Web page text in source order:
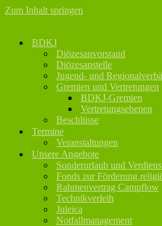
Zum Inhalt springen
BDKJ
Diözesanvorstand
Diözesanstelle
Jugend- und
Gremien und Vertretungen
BDKJ-Gremien
Vertretungsebenen
Beschlüsse
Termine
Veranstaltungen
Unsere Angebote
Sonderurlaub und
Fonds zur Förderung
Rahmenvertrag Campflow
Technikverleih
Juleica
Notfallmanagement